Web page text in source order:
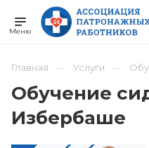
Главная Услуги
Обучение
Избербаше